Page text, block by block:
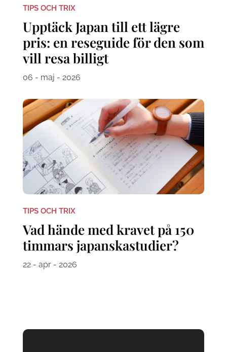
TIPS OCH TRIX
Upptäck Japan till ett lägre
pris: en reseguide för den som
vill resa billigt
06 - maj - 2026
TIPS OCH TRIX
Vad hände med kravet på 150
timmars japanskastudier?
22 - apr - 2026